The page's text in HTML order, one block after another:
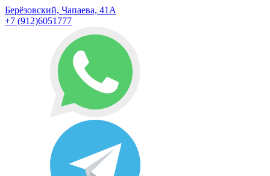
Берёзовский, Чапаева, 41А
+7 (912)6051777